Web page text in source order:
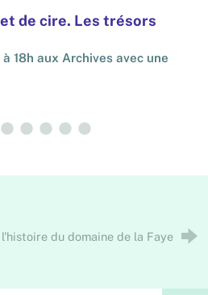
de cire. Les trésors
18h aux Archives avec une
l'histoire du domaine de la Faye